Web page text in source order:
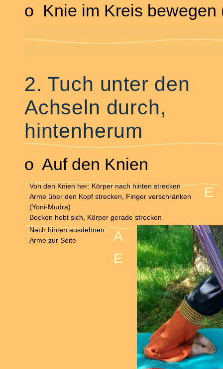
o Knie im Kreis bewegen
2. Tuch unter den
Achseln durch,
hintenherum
o Auf den Knien
Von den Knien her: Körper nach hinten strecken
Arme über den Kopf strecken, Finger verschränken
(Yoni-Mudra)
Becken hebt sich, Körper gerade strecken
E
Nach hinten ausdehnen
Arme zur Seite
A
E